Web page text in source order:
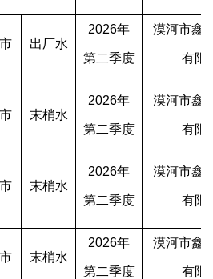
出厂水
2026年
第二季度
漠河市鑫
有限
末梢水
2026年
第二季度
漠河市鑫
有限
末梢水
2026年
第二季度
漠河市鑫
有限
末梢水
2026年
第二季度
漠河市鑫
有限